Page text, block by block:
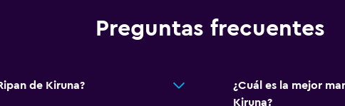
Renta de equipo de
Acceso con tarjeta
Preguntas frecuentes
de Kiruna?
¿Cuál es la mejor
Kiruna?